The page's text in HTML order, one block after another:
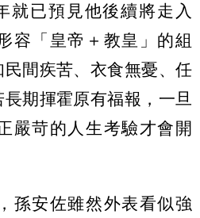
就已預見他後續將走入
容「皇帝＋教皇」的組
間疾苦、衣食無憂、任
期揮霍原有福報，一旦
嚴苛的人生考驗才會開
孫安佐雖然外表看似強